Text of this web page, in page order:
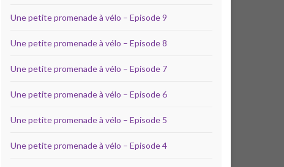
Une petite promenade à vélo – Episode 9
Une petite promenade à vélo – Episode 8
Une petite promenade à vélo – Episode 7
Une petite promenade à vélo – Episode 6
Une petite promenade à vélo – Episode 5
Une petite promenade à vélo – Episode 4